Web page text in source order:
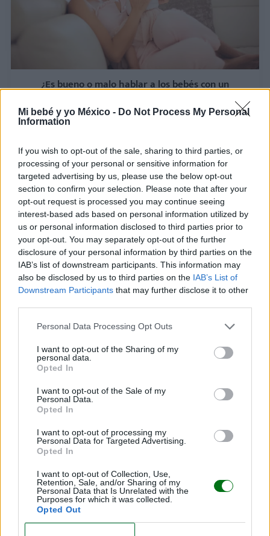
Mi bebé y yo México - Do Not Process My Personal
Information
If you wish to opt-out of the sale, sharing to third parties, or
processing of your personal or sensitive information for
targeted advertising by us, please use the below opt-out
section to confirm your selection. Please note that after your
opt-out request is processed you may continue seeing
interest-based ads based on personal information utilized by
us or personal information disclosed to third parties prior to
your opt-out. You may separately opt-out of the further
disclosure of your personal information by third parties on the
IAB’s list of downstream participants. This information may
also be disclosed by us to third parties on the IAB’s List of
Downstream Participants that may further disclose it to other
Personal Data Processing Opt Outs
I want to opt-out of the Sharing of my
personal data.
Opted In
I want to opt-out of the Sale of my
Personal Data.
Opted In
I want to opt-out of processing my
Personal Data for Targeted Advertising.
Opted In
I want to opt-out of Collection, Use,
Retention, Sale, and/or Sharing of my
Personal Data that Is Unrelated with the
Purposes for which it was collected.
Opted Out
¿Es bueno o malo hablar a los bebés con un
LEER
Hablar al bebé en dos idiomas desde el
nacimiento: ¿le beneficia o lo confunde?
LEER
"No entendía que era mi hijo": despertó del coma
sin recordar que había dado a luz. ¿Qué pasó?
LEER
Viral | ¿De verdad esta fan dejó sola la carriola de
su bebé por una foto con Harry Styles?
LEER
"Me fui de fiesta con miedo y culpa": Influencer
reflexiona sobre volver a ser una misma después
de ser madre